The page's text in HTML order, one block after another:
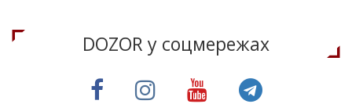
DOZOR у соцмережах